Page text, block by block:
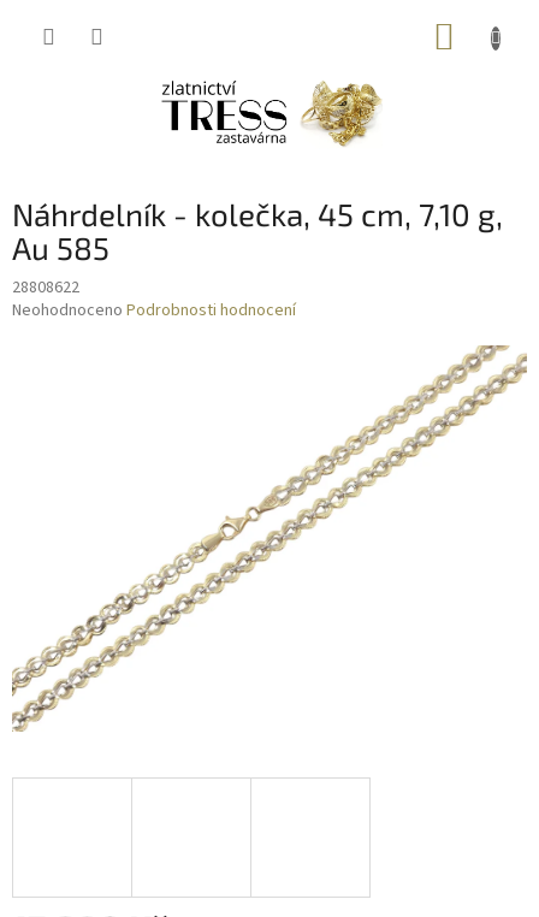
Náhrdelník - kolečka, 45 cm, 7,10 g,
Au 585
28808622
Průměrné
Neohodnoceno Podrobnosti hodnocení